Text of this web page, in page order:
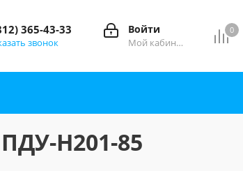
0
Войти
Мой кабинет
365-43-33
звонок
Н201-85